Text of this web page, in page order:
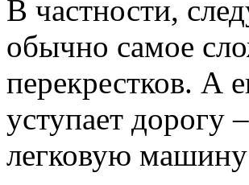
В частности,
обычно самое
перекрестков. А
уступает дорогу
легковую